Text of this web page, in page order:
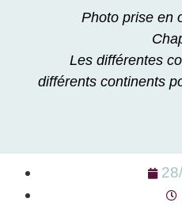
Photo prise en
Les différentes
différents continents